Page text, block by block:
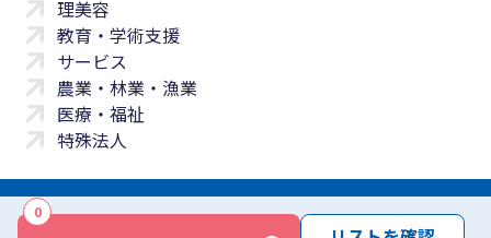
0
理美容
教育・学術支援
サービス
農業・林業・漁業
医療・福祉
特殊法人
サイトマップ 免責事項 サービス利用規約